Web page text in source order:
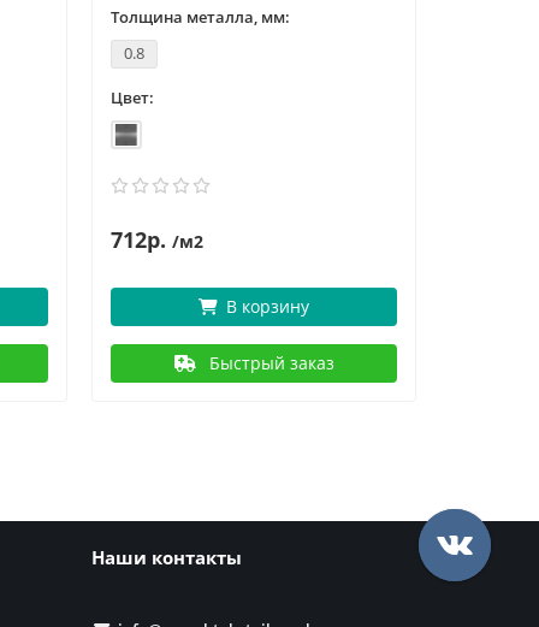
Толщина металла, мм:
0.8
Цвет:
712р. /м2
В корзину
Быстрый заказ
Наши контакты